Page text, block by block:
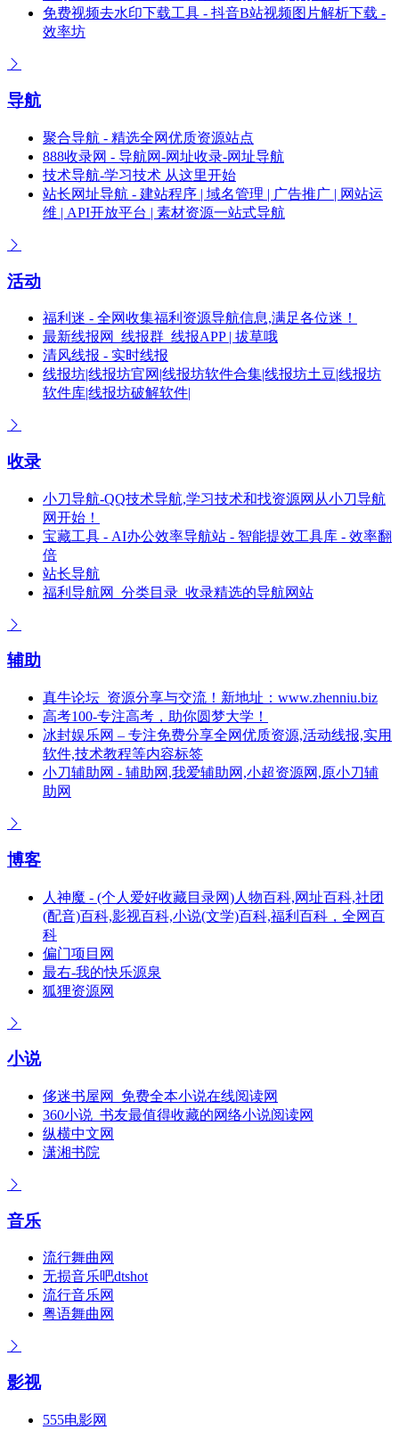
免费视频去水印下载工具 - 抖音B站视频图片解析下载 -
效率坊
导航
聚合导航 - 精选全网优质资源站点
888收录网 - 导航网-网址收录-网址导航
技术导航-学习技术 从这里开始
站长网址导航 - 建站程序 | 域名管理 | 广告推广 | 网站运
维 | API开放平台 | 素材资源一站式导航
活动
福利迷 - 全网收集福利资源导航信息,满足各位迷！
最新线报网_线报群_线报APP | 拔草哦
清风线报 - 实时线报
线报坊|线报坊官网|线报坊软件合集|线报坊土豆|线报坊
软件库|线报坊破解软件|
收录
小刀导航-QQ技术导航,学习技术和找资源网从小刀导航
网开始！
宝藏工具 - AI办公效率导航站 - 智能提效工具库 - 效率翻
倍
站长导航
福利导航网_分类目录_收录精选的导航网站
辅助
真牛论坛_资源分享与交流！新地址：www.zhenniu.biz
高考100-专注高考，助你圆梦大学！
冰封娱乐网 – 专注免费分享全网优质资源,活动线报,实用
软件,技术教程等内容标签
小刀辅助网 - 辅助网,我爱辅助网,小超资源网,原小刀辅
助网
博客
人神魔 - (个人爱好收藏目录网)人物百科,网址百科,社团
(配音)百科,影视百科,小说(文学)百科,福利百科，全网百
科
偏门项目网
最右-我的快乐源泉
狐狸资源网
小说
侈迷书屋网_免费全本小说在线阅读网
360小说_书友最值得收藏的网络小说阅读网
纵横中文网
潇湘书院
音乐
流行舞曲网
无损音乐吧dtshot
流行音乐网
粤语舞曲网
影视
555电影网